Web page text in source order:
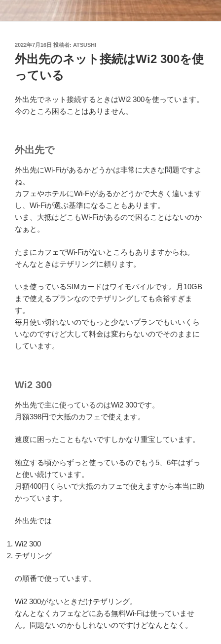
投
稿
日:
2022年7月16日 投稿者: ATSUSHI
外出先のネット接続はWi2 300を使
っている
外出先でネット接続するときはWi2 300を使っています。
今のところ困ることはありません。
外出先で
外出先にWi-Fiがあるかどうかは非常に大きな問題ですよ
ね。
カフェやホテルにWi-Fiがあるかどうかで大きく違います
し、Wi-Fiが選ぶ基準になることもあります。
いま、大抵はどこもWi-Fiがあるので困ることはないのか
なぁと。
たまにカフェでWi-Fiがないところもありますからね。
そんなときはテザリングに頼ります。
いま使っているSIMカードはワイモバイルです。月10GB
まで使えるプランなのでテザリングしても余裕すぎま
す。
毎月使い切れないのでもっと少ないプランでもいいくら
いなのですけど大して料金は変わらないのでそのままに
しています。
Wi2 300
外出先で主に使っているのはWi2 300です。
月額398円で大抵のカフェで使えます。
速度に困ったこともないですしかなり重宝しています。
独立する頃からずっと使っているのでもう5、6年はずっ
と使い続けています。
月額400円くらいで大抵のカフェで使えますから本当に助
かっています。
外出先では
Wi2 300
テザリング
の順番で使っています。
Wi2 300がないときだけテザリング。
なんとなくカフェなどにある無料Wi-Fiは使っていませ
ん。問題ないのかもしれないのですけどなんとなく。